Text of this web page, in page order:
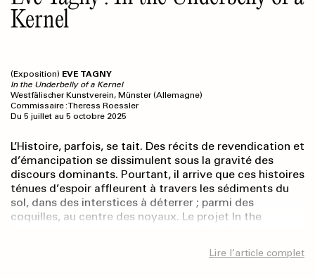
Kernel
(Exposition) EVE TAGNY
In the Underbelly of a Kernel
Westfälischer Kunstverein, Münster (Allemagne)
Commissaire : Theress Roessler
Du 5 juillet au 5 octobre 2025
L’Histoire, parfois, se tait. Des récits de revendication et
d’émancipation se dissimulent sous la gravité des
discours dominants. Pourtant, il arrive que ces histoires
ténues d’espoir affleurent à travers les sédiments du
sol, dans des interstices à déterrer ; parmi des
coquilles, au centre des noyaux. Le projet In the
Kunstverein, en Allemagne, fait écho à la propension de
Lire l’article complet